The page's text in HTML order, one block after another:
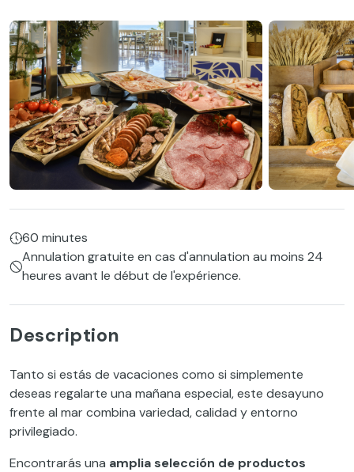
60 minutes
Annulation gratuite en cas d'annulation au moins 24
heures avant le début de l'expérience.
Description
Tanto si estás de vacaciones como si simplemente
deseas regalarte una mañana especial, este desayuno
frente al mar combina variedad, calidad y entorno
privilegiado.
Encontrarás una amplia selección de productos